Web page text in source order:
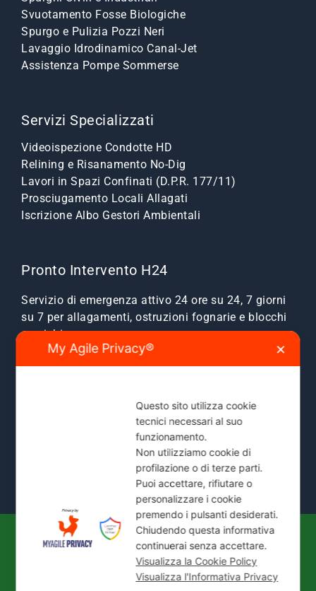
Svuotamento Fosse Biologiche
Spurgo e Pulizia Pozzi Neri
Lavaggio Idrodinamico Canal-Jet
Assistenza Pompe Sommerse
Servizi Specializzati
Videoispezione Condotte HD
Relining e Risanamento No-Dig
Lavori in Spazi Confinati (D.P.R. 177/11)
Prosciugamento Locali Allagati
Iscrizione Albo Gestori Ambientali
Pronto Intervento H24
Servizio di emergenza attivo 24 ore su 24, 7 giorni
su 7 per allagamenti, ostruzioni fognarie e blocchi
scarichi.
Mostra Tutte le Zone Servite →
© 2026
IDEAL JET S.N.C. DI PREZIOSO
| P. IVA / C.F.: 02066180965 |
REA: MI-1339524 | Via Pisa 200/28 - 20099 Sesto
My Agile Privacy® ✕
Questo sito utilizza cookie
tecnici necessari al suo
funzionamento.
Non utilizziamo cookie di
profilazione o di terze parti.
Puoi accettare, rifiutare o
personalizzare i cookie
premendo i pulsanti desiderati.
Chiudendo questa informativa
continuerai senza accettare.
Visualizza la Cookie Policy
Visualizza l'Informativa Privacy